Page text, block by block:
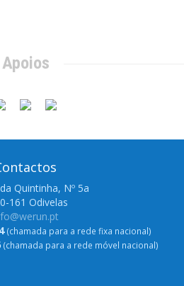
Apoios
Quintinha, Nº 5a
161 Odivelas
(chamada para a rede fixa nacional)
(chamada para a rede móvel nacional)